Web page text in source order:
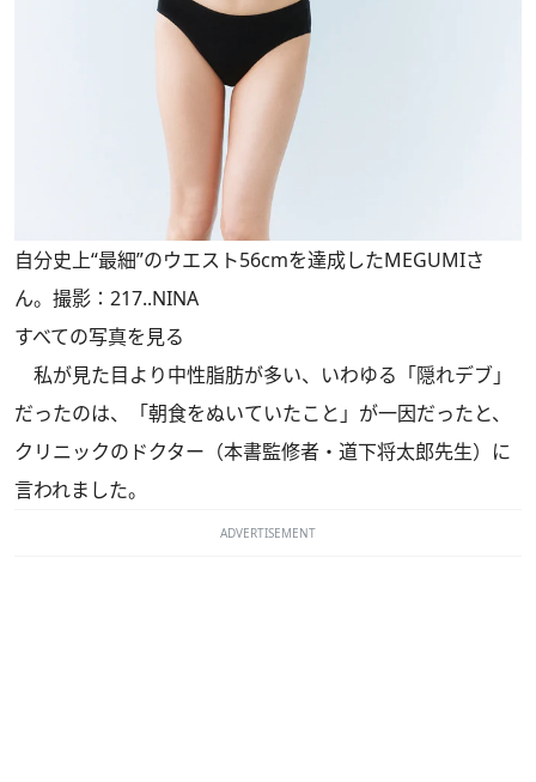
自分史上“最細”のウエスト56cmを達成したMEGUMIさ
ん。撮影：217..NINA
すべての写真を見る
私が見た目より中性脂肪が多い、いわゆる「隠れデブ」
だったのは、「朝食をぬいていたこと」が一因だったと、
クリニックのドクター（本書監修者・道下将太郎先生）に
言われました。
ADVERTISEMENT